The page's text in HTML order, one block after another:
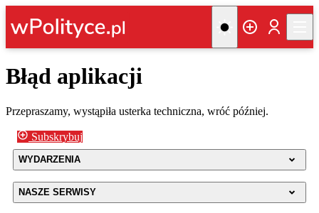
Błąd aplikacji
Przepraszamy, wystąpiła usterka techniczna, wróć później.
Subskrybuj
WYDARZENIA
NASZE SERWISY